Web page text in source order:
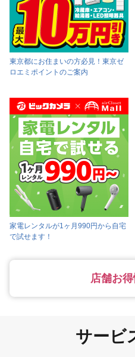
東京都にお住まいの方必見！東京ゼ
ロエミポイントのご案内
家電レンタルが1ヶ月990円から自宅
で試せます！
店舗お
サービ